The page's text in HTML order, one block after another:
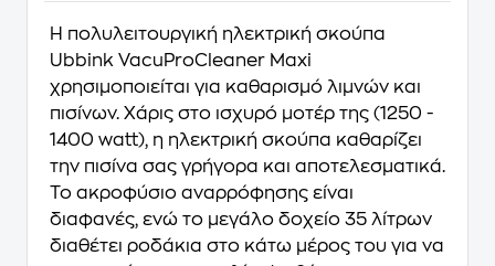
Η πολυλειτουργική ηλεκτρική σκούπα
Ubbink VacuProCleaner Maxi
χρησιμοποιείται για καθαρισμό λιμνών και
πισίνων. Χάρις στο ισχυρό μοτέρ της (1250 -
1400 watt), η ηλεκτρική σκούπα καθαρίζει
την πισίνα σας γρήγορα και αποτελεσματικά.
Το ακροφύσιο αναρρόφησης είναι
διαφανές, ενώ το μεγάλο δοχείο 35 λίτρων
διαθέτει ροδάκια στο κάτω μέρος του για να